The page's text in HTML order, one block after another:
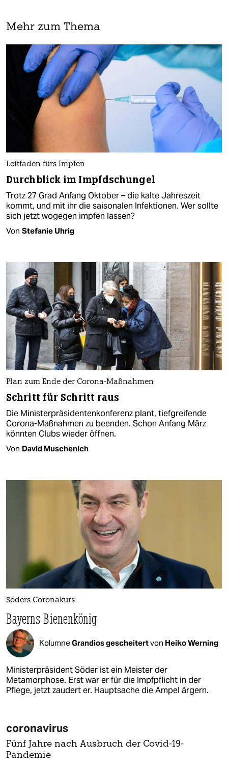
Mehr zum Thema
Leitfaden fürs Impfen
Durchblick im Impfdschungel
Trotz 27 Grad Anfang Oktober – die kalte Jahreszeit
kommt, und mit ihr die saisonalen Infektionen. Wer sollte
sich jetzt wogegen impfen lassen?
Von Stefanie Uhrig
Plan zum Ende der Corona-Maßnahmen
Schritt für Schritt raus
Die Ministerpräsidentenkonferenz plant, tiefgreifende
Corona-Maßnahmen zu beenden. Schon Anfang März
könnten Clubs wieder öffnen.
Von David Muschenich
Söders Coronakurs
Bayerns Bienenkönig
KolumneGrandios gescheitertvon Heiko Werning
Ministerpräsident Söder ist ein Meister der
Metamorphose. Erst war er für die Impfpflicht in der
Pflege, jetzt zaudert er. Hauptsache die Ampel ärgern.
coronavirus
Fünf Jahre nach Ausbruch der Covid-19-
Pandemie